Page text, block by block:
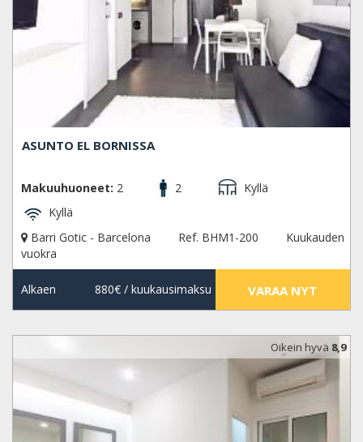
ASUNTO EL BORNISSA
Makuuhuoneet: 2 2
Kyllä
Kyllä
Barri Gotic - Barcelona
Ref. BHM1-200
Kuukauden
vuokra
Alkaen 880€/ kuukausimaksu VARAA NYT
Oikein hyvä 8,9